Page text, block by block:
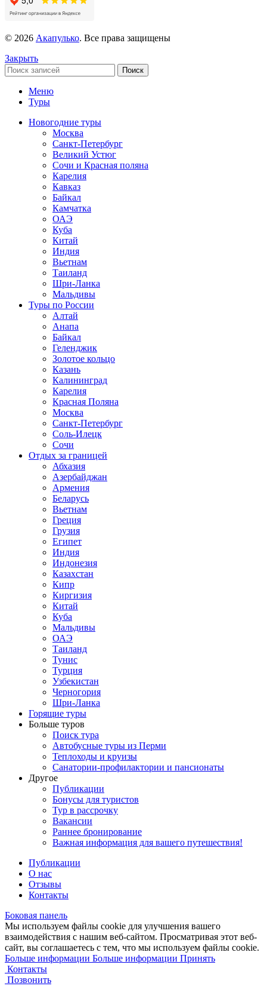
© 2026 Акапулько. Все права защищены
Закрыть
Поиск
Меню
Туры
Новогодние туры
Москва
Санкт-Петербург
Великий Устюг
Сочи и Красная поляна
Карелия
Кавказ
Байкал
Камчатка
ОАЭ
Куба
Китай
Индия
Вьетнам
Таиланд
Шри-Ланка
Мальдивы
Туры по России
Алтай
Анапа
Байкал
Геленджик
Золотое кольцо
Казань
Калининград
Карелия
Красная Поляна
Москва
Санкт-Петербург
Соль-Илецк
Сочи
Отдых за границей
Абхазия
Азербайджан
Армения
Беларусь
Вьетнам
Греция
Грузия
Египет
Индия
Индонезия
Казахстан
Кипр
Киргизия
Китай
Куба
Мальдивы
ОАЭ
Таиланд
Тунис
Турция
Узбекистан
Черногория
Шри-Ланка
Горящие туры
Больше туров
Поиск тура
Автобусные туры из Перми
Теплоходы и круизы
Санатории-профилактории и пансионаты
Другое
Публикации
Бонусы для туристов
Тур в рассрочку
Вакансии
Раннее бронирование
Важная информация для вашего путешествия!
Публикации
О нас
Отзывы
Контакты
Боковая панель
Мы используем файлы cookie для улучшения вашего
взаимодействия с нашим веб-сайтом. Просматривая этот веб-
сайт, вы соглашаетесь с тем, что мы используем файлы cookie.
Больше информации Больше информации Принять
Контакты
Позвонить